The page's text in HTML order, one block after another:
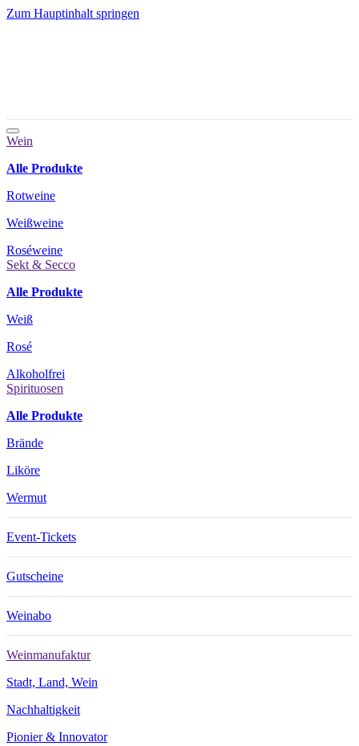
Zum Hauptinhalt springen
Wein
Alle Produkte
Rotweine
Weißweine
Roséweine
Sekt & Secco
Alle Produkte
Weiß
Rosé
Alkoholfrei
Spirituosen
Alle Produkte
Brände
Liköre
Wermut
Event-Tickets
Gutscheine
Weinabo
Weinmanufaktur
Stadt, Land, Wein
Nachhaltigkeit
Pionier & Innovator